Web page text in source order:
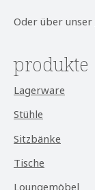
Oder über unser
produkte
Lagerware
Stühle
Sitzbänke
Tische
Loungemöbel